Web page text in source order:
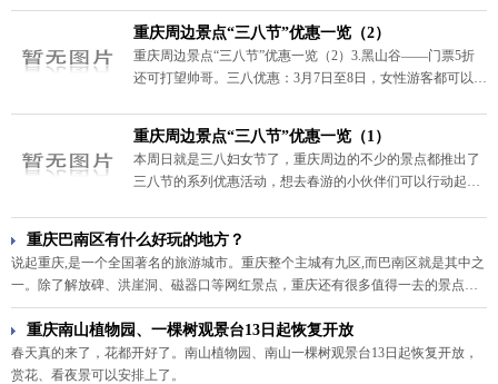
重庆周边景点“三八节”优惠一览（2）
重庆周边景点“三八节”优惠一览（2）3.黑山谷——门票5折
还可打望帅哥。三八优惠：3月7日至8日，女性游客都可以享
谷别样的春天。3月7日至8日，景区还将推出“春遇黑山谷、
百变女人节”三八节特别活动。
重庆周边景点“三八节”优惠一览（1）
本周日就是三八妇女节了，重庆周边的不少的景点都推出了
三八节的系列优惠活动，想去春游的小伙伴们可以行动起来
重庆巴南区有什么好玩的地方？
说起重庆,是一个全国著名的旅游城市。重庆整个主城有九区,而巴南区就是其中之
一。除了解放碑、洪崖洞、磁器口等网红景点，重庆还有很多值得一去的景点。
今天就一起来看看巴南区有什么好玩的地方？
重庆南山植物园、一棵树观景台13日起恢复开放
春天真的来了，花都开好了。南山植物园、南山一棵树观景台13日起恢复开放，
赏花、看夜景可以安排上了。